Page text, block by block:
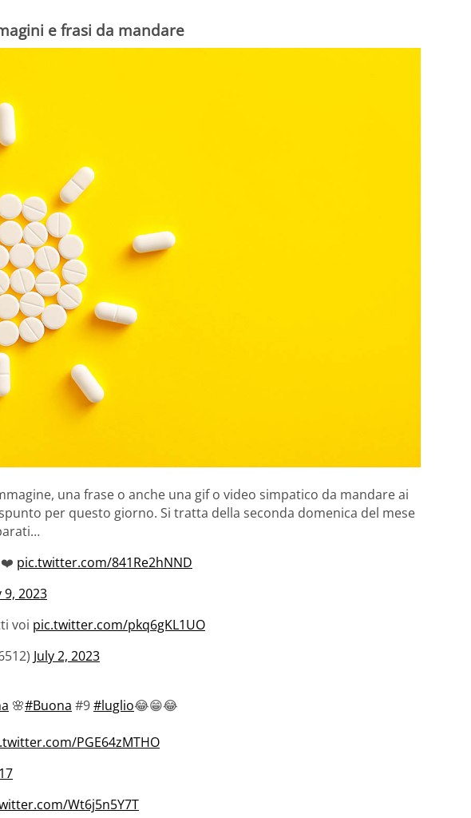
e frasi da mandare
una frase o anche una gif o video simpatico da mandare ai
per questo giorno. Si tratta della seconda domenica del mese
❤️ pic.twitter.com/841Re2hNND
9, 2023
voi pic.twitter.com/pkq6gKL1UO
July 2, 2023
🌸#Buona #9#luglio😂😁😂
PGE64zMTHO
Wt6j5n5Y7T